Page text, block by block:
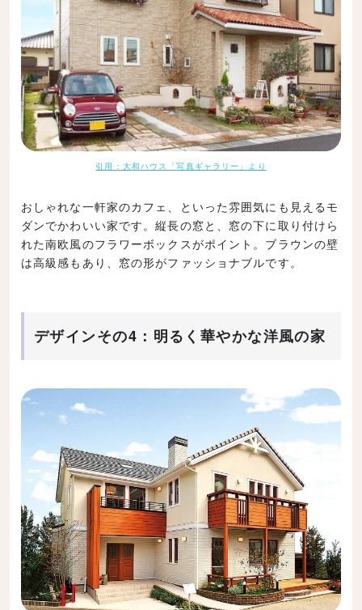
引用：大和ハウス「写真ギャラリー」より
おしゃれな一軒家のカフェ、といった雰囲気にも見えるモ
ダンでかわいい家です。縦長の窓と、窓の下に取り付けら
れた南欧風のフラワーボックスがポイント。ブラウンの壁
は高級感もあり、窓の形がファッショナブルです。
デザインその4：明るく華やかな洋風の家